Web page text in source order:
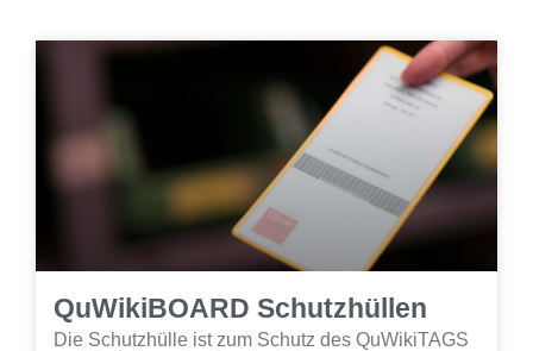
QuWikiBOARD Schutzhüllen
Die Schutzhülle ist zum Schutz des QuWikiTAGS